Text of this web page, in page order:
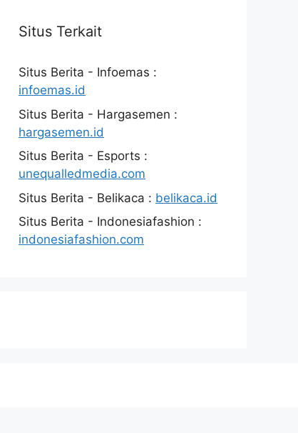
Situs Terkait
Situs Berita - Infoemas :
infoemas.id
Situs Berita - Hargasemen :
hargasemen.id
Situs Berita - Esports :
unequalledmedia.com
Situs Berita - Belikaca : belikaca.id
Situs Berita - Indonesiafashion :
indonesiafashion.com